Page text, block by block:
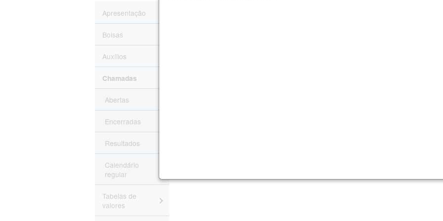
Apresentação
Bolsas
Auxílios
Chamadas
Abertas
Encerradas
Resultados
Calendário
regular
Tabelas de
valores